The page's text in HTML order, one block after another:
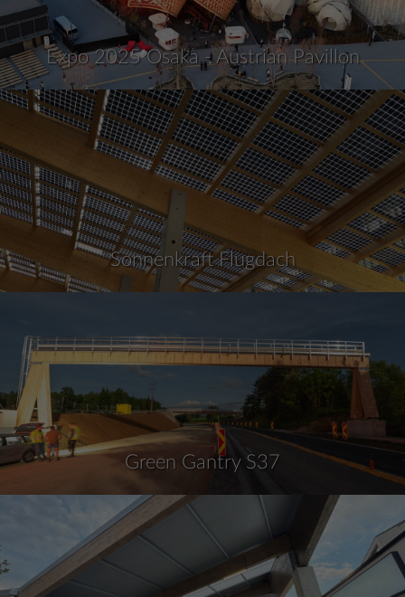
Expo 2025 Osaka - Austrian Pavillon
Sonnenkraft Flugdach
Green Gantry S37